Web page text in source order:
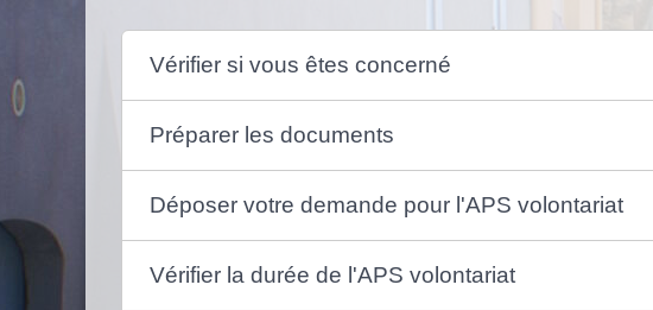
Vérifier si vous êtes concerné
Préparer les documents
Déposer votre demande pour l'APS volontariat
Vérifier la durée de l'APS volontariat